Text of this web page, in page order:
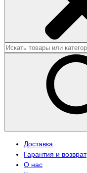
Доставка
Гарантия и возврат
О нас